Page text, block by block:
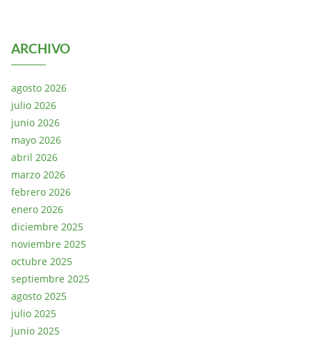
ARCHIVO
agosto 2026
julio 2026
junio 2026
mayo 2026
abril 2026
marzo 2026
febrero 2026
enero 2026
diciembre 2025
noviembre 2025
octubre 2025
septiembre 2025
agosto 2025
julio 2025
junio 2025